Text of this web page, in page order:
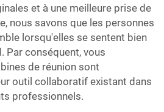
et à une meilleure prise de
nous savons que les personnes
lorsqu'elles se sentent bien
Par conséquent, vous
de réunion sont
outil collaboratif existant dans
professionnels.